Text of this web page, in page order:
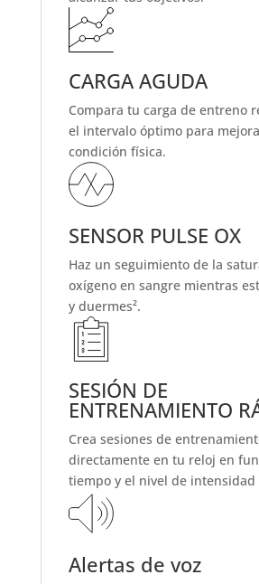
CARGA AGUDA
Compara tu carga de entreno
el intervalo óptimo para
condición física.
SENSOR PULSE OX
Haz un seguimiento de la
oxígeno en sangre mientras
y duermes².
SESIÓN DE
ENTRENAMIENTO
Crea sesiones de
directamente en tu reloj en
tiempo y el nivel de intensidad
Alertas de voz